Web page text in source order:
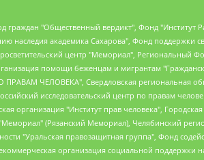
Foundation" (США), являющаяся владельцем интернет-издания https://mnews.world/, Компания "Stichting Bellingcat", зарегистрированная в Нидерландах (дата регистрации 11.07.2018), Захаров Андрей Вячеславович, Клепиковская Екатерина Дмитриевна, Общество с ограниченной ответственностью "МЕМО", Перл Роман Александрович, Симонов Евгений Алексеевич, Соловьева Елена Анатольевна, Сотников Даниил Владимирович, Сурначева Елизавета Дмитриевна, Автономная некоммерческая организация по защите прав человека и информированию населения "Якутия – Наше Мнение", Общество с ограниченной ответственностью "Москоу диджитал медиа", с 26.01.2023 Общество с ограниченной ответственностью "Чайка Белые сады", Ветошкина Валерия Валерьевна, Заговора Максим Александрович, Межрегиональное общественное движение "Российская ЛГБТ - сеть", Оленичев Максим Владимирович, Павлов Иван Юрьевич, Скворцова Елена Сергеевна, Общество с ограниченной ответственностью "Как бы инагент", Кочетков Игорь Викторович, Общество с ограниченной ответственностью "Честные выборы", Еланчик Олег Александрович, Общество с ограниченной ответственностью "Нобелевский призыв", Гималова Регина Эмилевна, Григорьев Андрей Валерьевич, Григорьева Алина Александровна, Ассоциация по содействию защите прав призывников, альтернативнослужащих и военнослужащих "Правозащитная группа "Гражданин.Армия.Право", Хисамова Регина Фаритовна, Автономная некоммерческая организация по реализации социально-правовых программ "Лилит", Дальневосточное общественное движение "Маяк", Санкт-Петербургская ЛГБТ-инициативная группа "Выход", Инициативная группа ЛГБТ+ "Реверс", Алексеев Андрей Викторович, Бекбулатова Таисия Львовна, Беляев Иван Михайлович, Владыкина Елена Сергеевна, Гельман Марат Александрович, Никульшина Вероника Юрьевна, Толоконникова Надежда Андреевна, Шендерович Виктор Анатольевич, Общество с ограниченной ответственностью "Данное сообщение", Общество с ограниченной ответственностью Издательский дом "Новая глава", Айнбиндер Александра Александровна, Московский комьюнити-центр для ЛГБТ+инициатив, Благотворительный фонд развития филантропии, Deutsche Welle (Германия, Kurt-Schumacher-Strasse 3, 53113 Bonn), Борзунова Мария